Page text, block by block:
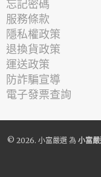
忘記密碼
服務條款
隱私權政策
退換貨政策
運送政策
防詐騙宣導
電子發票查詢
© 2026. 小富嚴選為 小富